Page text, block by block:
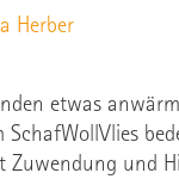
Herber
etwas
und